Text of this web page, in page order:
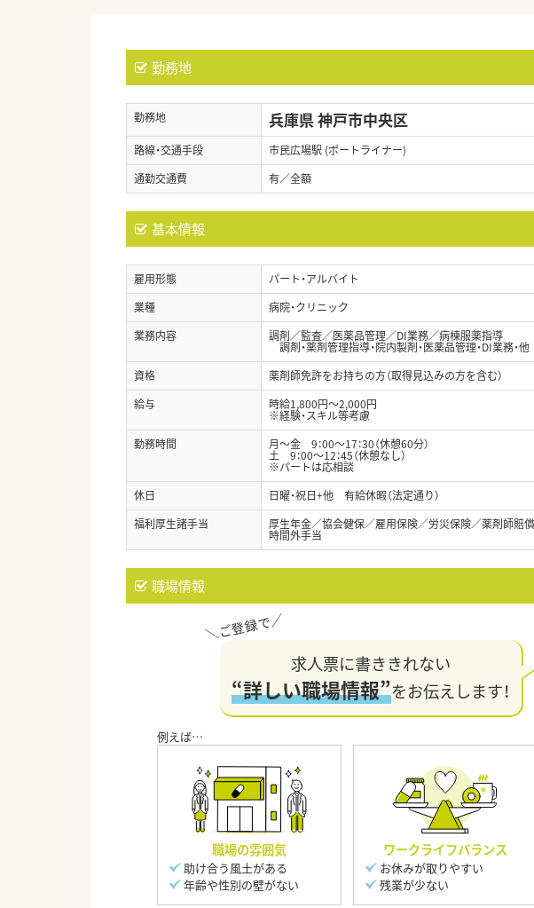
勤務地
勤務地 兵庫県 神戸市中央区
路線・交通手段
市民広場駅 (ポートライナー)
通勤交通費
有／全額
基本情報
雇用形態
パート・アルバイト
業種
病院・クリニック
業務内容
調剤／監査／医薬品管理／DI業務／病棟服薬指導
調剤・薬剤管理指導・院内製剤・医薬品管理・DI業務・他
資格
薬剤師免許をお持ちの方（取得見込みの方を含む）
給与
時給1,800円～2,000円
※経験・スキル等考慮
勤務時間
月～金 9：00～17：30（休憩60分）
土 9：00～12：45（休憩なし）
※パートは応相談
休日
日曜・祝日+他 有給休暇（法定通り）
福利厚生諸手当
厚生年金／協会健保／雇用保険／労災保険／薬剤師賠
時間外手当
職場情報
求人票に書ききれない
“詳しい職場情報”をお伝えします！
職場の雰囲気
助け合う風土がある
年齢や性別の壁がない
ワークライフバランス
お休みが取りやすい
残業が少ない